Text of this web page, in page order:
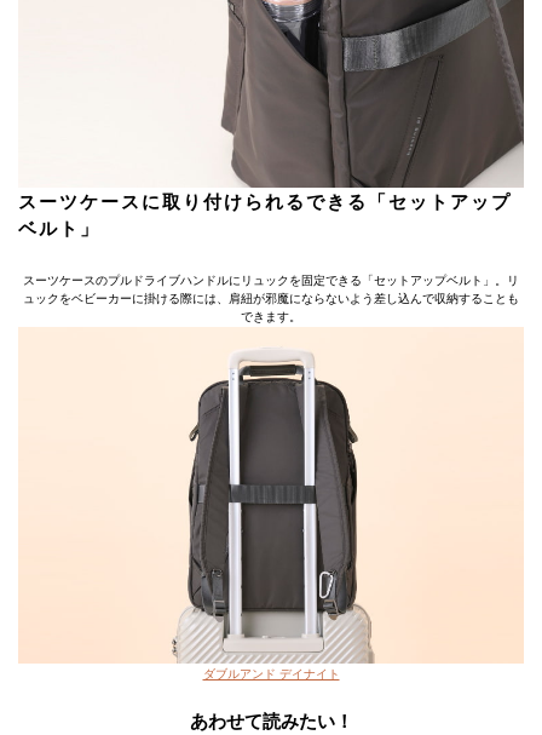
スーツケースに取り付けられるできる「セットアップ
ベルト」
スーツケースのプルドライブハンドルにリュックを固定できる「セットアップベルト」。リ
ュックをベビーカーに掛ける際には、肩紐が邪魔にならないよう差し込んで収納することも
できます。
ダブルアンド デイナイト
あわせて読みたい！